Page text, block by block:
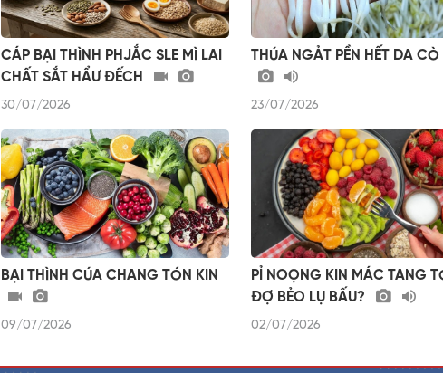
CÁP BẠI THÌNH PHJẮC SLE MÌ LAI
CHẤT SẮT HẨƯ ĐẾCH
30/07/2026
THÚA NGẢT PỀN HẾT DA CÒ
23/07/2026
BẠI THÌNH CÚA CHANG TÓN KIN
09/07/2026
PỈ NOỌNG KIN MÁC TANG
ĐỢ BẺO LỤ BẤU?
02/07/2026